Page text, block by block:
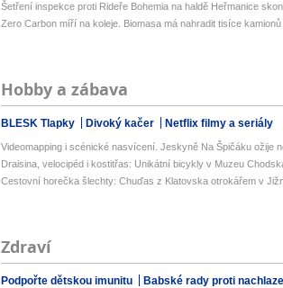
Šetření inspekce proti Rideře Bohemia na haldě Heřmanice
Zero Carbon míří na koleje. Biomasa má nahradit tisíce kamionů
Hobby a zábava
BLESK Tlapky Divoký kačer Netflix filmy a seriály
Videomapping i scénické nasvícení. Jeskyně Na Špičáku ožije
Draisina, velocipéd i kostitřas: Unikátní bicykly v Muzeu
Cestovní horečka šlechty: Chuďas z Klatovska otrokářem v
Zdraví
Podpořte dětskou imunitu
Babské rady proti